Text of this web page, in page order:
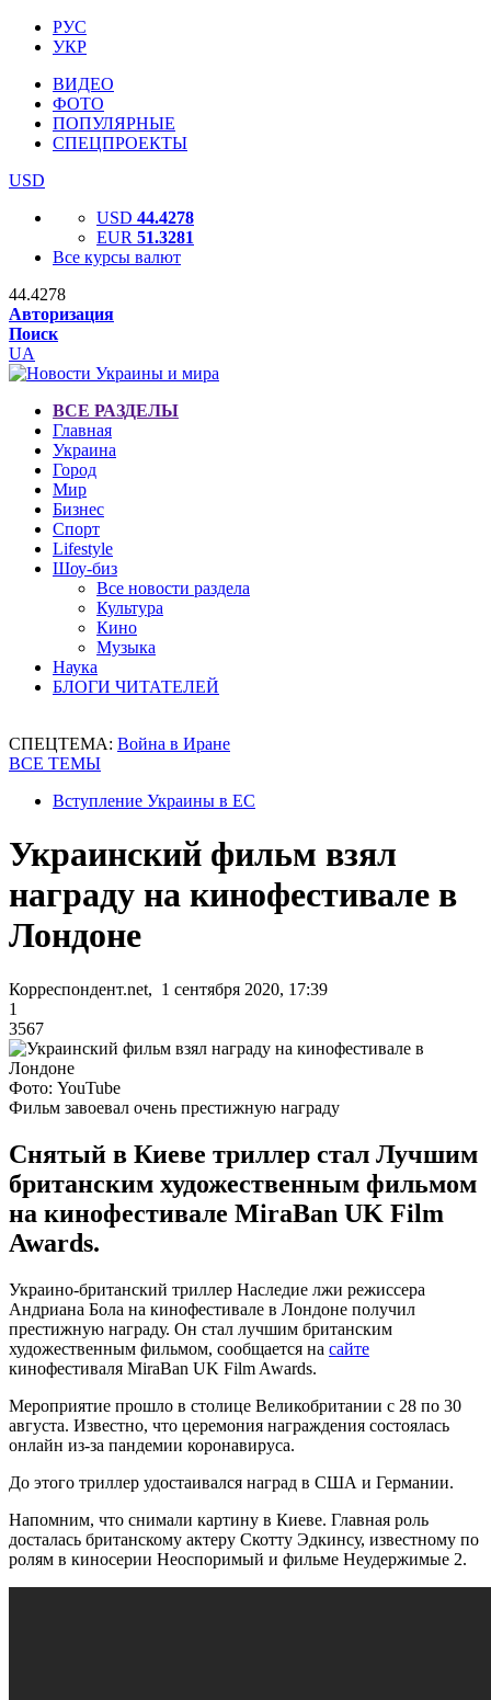
РУС
УКР
ВИДЕО
ФОТО
ПОПУЛЯРНЫЕ
СПЕЦПРОЕКТЫ
USD
USD 44.4278
EUR 51.3281
Все курсы валют
44.4278
Авторизация
Поиск
UA
ВСЕ РАЗДЕЛЫ
Главная
Украина
Город
Мир
Бизнес
Спорт
Lifestyle
Шоу-биз
Все новости раздела
Культура
Кино
Музыка
Наука
БЛОГИ ЧИТАТЕЛЕЙ
СПЕЦТЕМА: Война в Иране
ВСЕ ТЕМЫ
Вступление Украины в ЕС
Украинский фильм взял
награду на кинофестивале в
Лондоне
Корреспондент.net, 1 сентября 2020, 17:39
1
3567
Фото: YouTube
Фильм завоевал очень престижную награду
Снятый в Киеве триллер стал Лучшим
британским художественным фильмом
на кинофестивале MiraBan UK Film
Awards.
Украино-британский триллер Наследие лжи режиссера
Андриана Бола на кинофестивале в Лондоне получил
престижную награду. Он стал лучшим британским
художественным фильмом, сообщается на сайте
кинофестиваля MiraBan UK Film Awards.
Мероприятие прошло в столице Великобритании с 28 по 30
августа. Известно, что церемония награждения состоялась
онлайн из-за пандемии коронавируса.
До этого триллер удостаивался наград в США и Германии.
Напомним, что снимали картину в Киеве. Главная роль
досталась британскому актеру Скотту Эдкинсу, известному по
ролям в киносерии Неоспоримый и фильме Неудержимые 2.